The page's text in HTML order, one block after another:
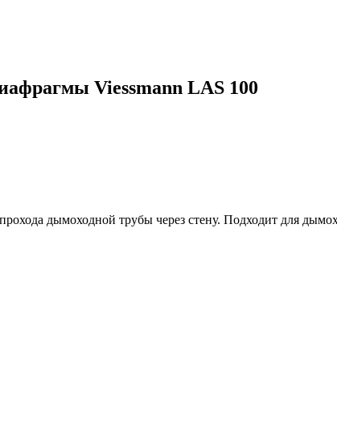
Viessmann LAS 100
прохода дымоходной трубы через стену. Подходит для